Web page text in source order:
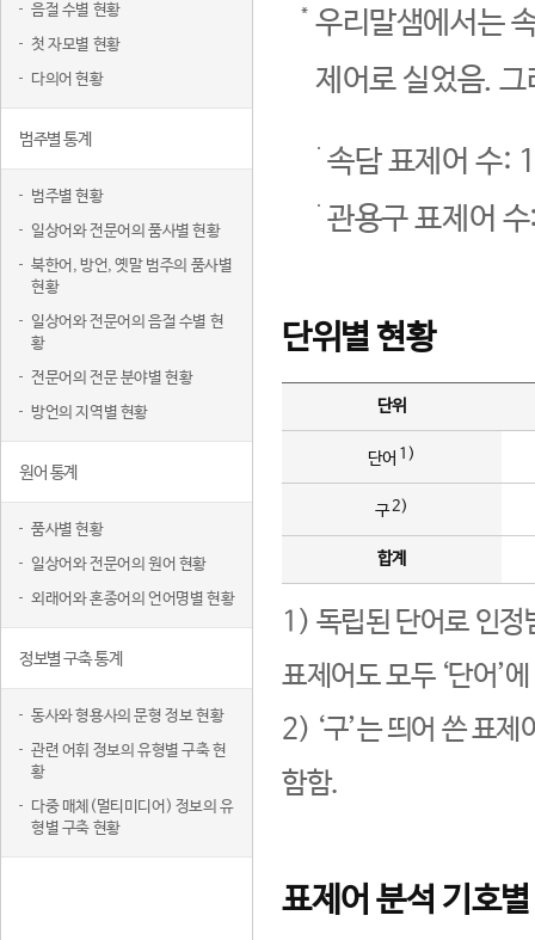
음절 수별 현황
첫 자모별 현황
다의어 현황
범주별 통계
범주별 현황
일상어와 전문어의 품사별 현황
북한어, 방언, 옛말 범주의 품사별
현황
일상어와 전문어의 음절 수별 현
황
전문어의 전문 분야별 현황
방언의 지역별 현황
원어 통계
품사별 현황
일상어와 전문어의 원어 현황
외래어와 혼종어의 언어명별 현황
정보별 구축 통계
동사와 형용사의 문형 정보 현황
관련 어휘 정보의 유형별 구축 현
황
다중 매체(멀티미디어) 정보의 유
형별 구축 현황
우리말샘에서는
제어로 실었음.
속담 표제어 수:
관용구 표제어
단위별 현황
단위
단어 1)
구2)
합계
1) 독립된 단어로 인정
표제어도 모두 ‘단어’
2) ‘구’는 띄어 쓴 표
함함.
표제어 분석 기호